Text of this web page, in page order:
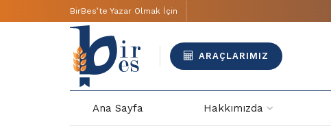
BirBes’te Yazar Olmak İçin
ARAÇLARIMIZ
Ana Sayfa Hakkımızda